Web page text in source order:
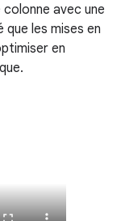
colonne avec une
les mises en
en